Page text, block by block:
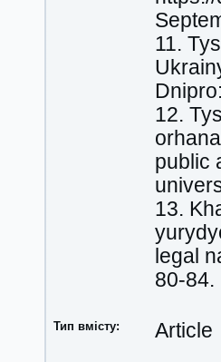
11.
12.
public
13.
legal
80-84.
Тип вмісту: Article